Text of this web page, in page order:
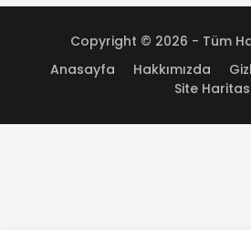
Copyright © 2026 - Tüm
Anasayfa
Hakkımızda
Site